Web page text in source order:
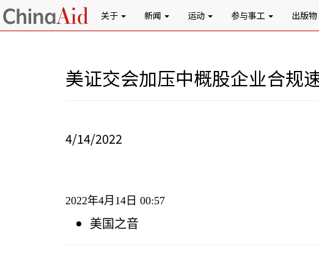
关于 新闻 运动 参与事工 出版物
美证交会加压中概股企业合规
4/14/2022
2022年4月 14 日 00:57
美 国 之音